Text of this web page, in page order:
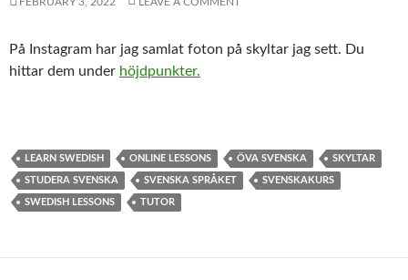
På Instagram har jag samlat foton på skyltar jag sett. Du
hittar dem under höjdpunkter.
LEARN SWEDISH ONLINE LESSONS ÖVA SVENSKA SKYLTAR
STUDERA SVENSKA SVENSKA SPRÅKET SVENSKAKURS
SWEDISH LESSONS TUTOR